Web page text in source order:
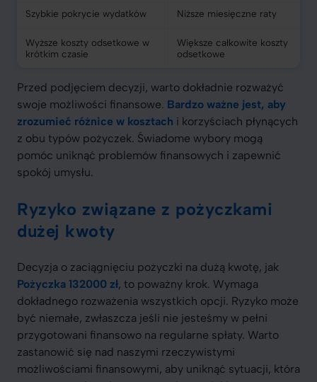
Szybkie pokrycie wydatków Niższe miesięczne raty
Wyższe koszty odsetkowe w
krótkim czasie
Większe całkowite koszty
odsetkowe
Przed podjęciem decyzji, warto dokładnie rozważyć
swoje możliwości finansowe. Bardzo ważne jest, aby
zrozumieć różnice w kosztach i korzyściach płynących
z obu typów pożyczek. Świadome wybory mogą
pomóc uniknąć problemów finansowych i zapewnić
spokój umysłu.
Ryzyko związane z pożyczkami
dużej kwoty
Decyzja o zaciągnięciu pożyczki na dużą kwotę, jak
Pożyczka 132000 zł, to poważny krok. Wymaga
dokładnego rozważenia wszystkich opcji. Ryzyko może
być niemałe, zwłaszcza jeśli nie jesteśmy w pełni
przygotowani finansowo na regularne spłaty. Warto
zastanowić się nad naszymi rzeczywistymi
możliwościami finansowymi, aby uniknąć sytuacji, która